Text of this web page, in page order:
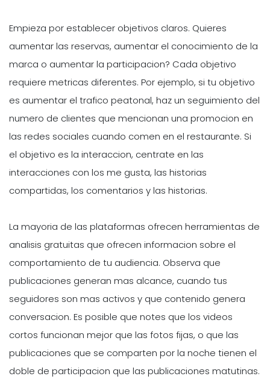
Empieza por establecer objetivos claros. Quieres
aumentar las reservas, aumentar el conocimiento de la
marca o aumentar la participacion? Cada objetivo
requiere metricas diferentes. Por ejemplo, si tu objetivo
es aumentar el trafico peatonal, haz un seguimiento del
numero de clientes que mencionan una promocion en
las redes sociales cuando comen en el restaurante. Si
el objetivo es la interaccion, centrate en las
interacciones con los me gusta, las historias
compartidas, los comentarios y las historias.
La mayoria de las plataformas ofrecen herramientas de
analisis gratuitas que ofrecen informacion sobre el
comportamiento de tu audiencia. Observa que
publicaciones generan mas alcance, cuando tus
seguidores son mas activos y que contenido genera
conversacion. Es posible que notes que los videos
cortos funcionan mejor que las fotos fijas, o que las
publicaciones que se comparten por la noche tienen el
doble de participacion que las publicaciones matutinas.